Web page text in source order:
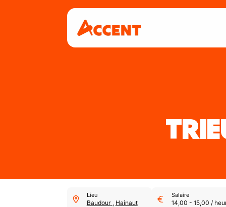
Lieu
Baudour , Hainaut
Salaire
14,00 - 15,00 /